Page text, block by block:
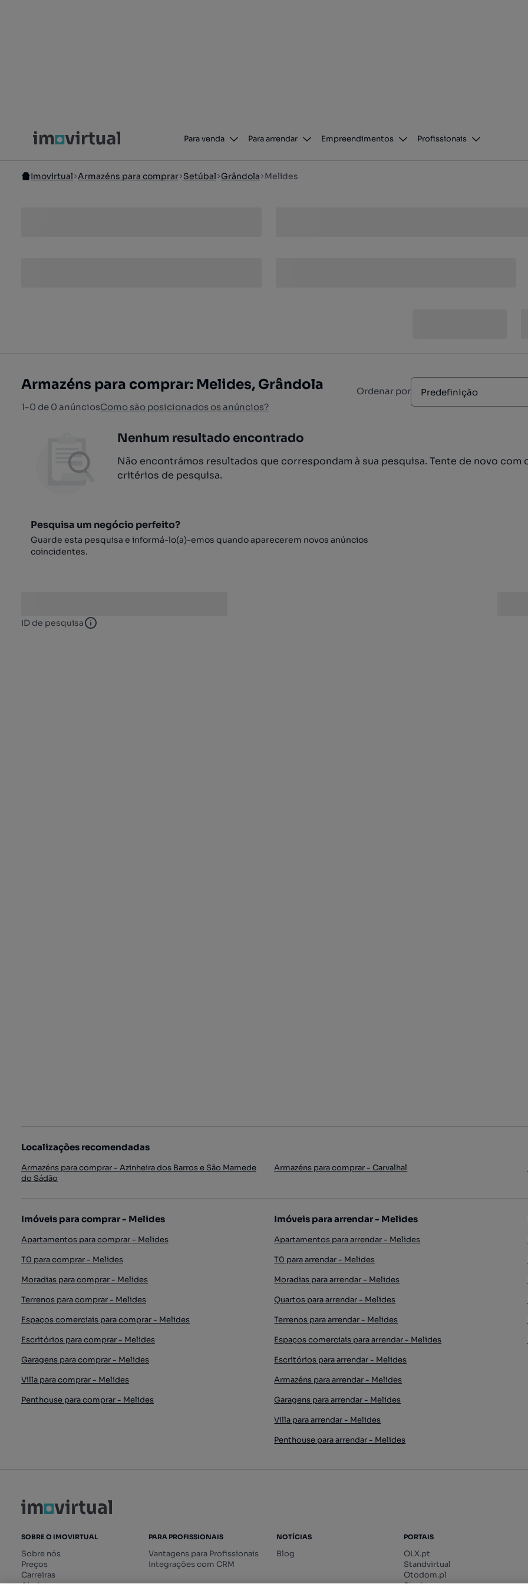
Para venda Para arrendar Empreendimentos Profissionais
Imovirtual Armazéns para comprar Setúbal Grândola Melides
Armazéns para comprar: Melides, Grândola
1-0 de 0 anúnciosComo são posicionados os anúncios?
Ordenar por Predefinição
Nenhum resultado encontrado
Não encontrámos resultados que correspondam à sua pesquisa. Tente de novo com
critérios de pesquisa.
Pesquisa um negócio perfeito?
Guarde esta pesquisa e informá-lo(a)-emos quando aparecerem novos anúncios
coincidentes.
ID de pesquisa ID de pesquisa
Localizações recomendadas
Armazéns para comprar - Azinheira dos Barros e São Mamede
do Sádão
Armazéns para comprar - Carvalhal
Imóveis para comprar - Melides
Apartamentos para comprar - Melides
T0 para comprar - Melides
Moradias para comprar - Melides
Terrenos para comprar - Melides
Espaços comerciais para comprar - Melides
Escritórios para comprar - Melides
Garagens para comprar - Melides
Villa para comprar - Melides
Penthouse para comprar - Melides
Imóveis para arrendar - Melides
Apartamentos para arrendar - Melides
T0 para arrendar - Melides
Moradias para arrendar - Melides
Quartos para arrendar - Melides
Terrenos para arrendar - Melides
Espaços comerciais para arrendar - Melides
Escritórios para arrendar - Melides
Armazéns para arrendar - Melides
Garagens para arrendar - Melides
Villa para arrendar - Melides
Penthouse para arrendar - Melides
SOBRE O IMOVIRTUAL
Sobre nós
Preços
Carreiras
PARA PROFISSIONAIS
Vantagens para Profissionais
Integrações com CRM
NOTÍCIAS
Blog
PORTAIS
OLX.pt
Standvirtual
Otodom.pl